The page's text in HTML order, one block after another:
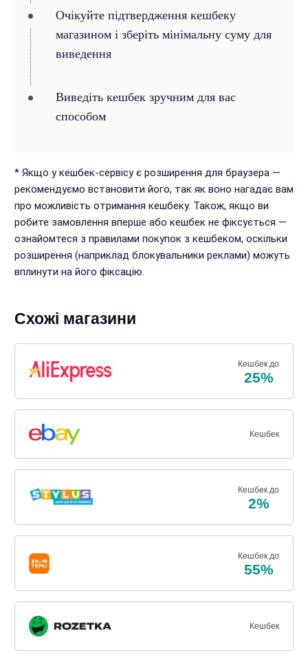
Очікуйте підтвердження кешбеку
магазином і зберіть мінімальну суму для
виведення
Виведіть кешбек зручним для вас
способом
* Якщо у кешбек-сервісу є розширення для браузера —
рекомендуємо встановити його, так як воно нагадає вам
про можливість отримання кешбеку. Також, якщо ви
робите замовлення вперше або кешбек не фіксується —
ознайомтеся з правилами покупок з кешбеком, оскільки
розширення (наприклад блокувальники реклами) можуть
вплинути на його фіксацію.
Схожі магазини
Кешбек до
25%
Кешбек
Кешбек до
2%
Кешбек до
55%
Кешбек